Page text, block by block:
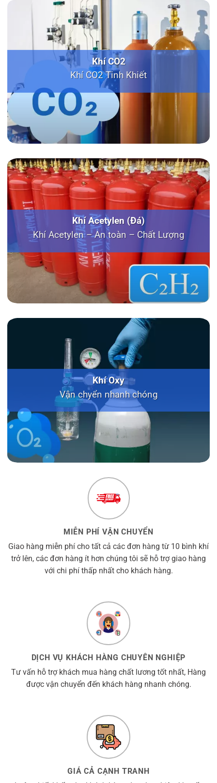
Khí CO2
Khí CO2 Tinh Khiết
Khí Acetylen (Đá)
Khí Acetylen – An toàn – Chất Lượng
Khí Oxy
Vận chyển nhanh chóng
MIỄN PHÍ VẬN CHUYỂN
Giao hàng miễn phí cho tất cả các đơn hàng từ 10 bình khí
trở lên, các đơn hàng ít hơn chúng tôi sẽ hỗ trợ giao hàng
với chi phí thấp nhất cho khách hàng.
DỊCH VỤ KHÁCH HÀNG CHUYÊN NGHIỆP
Tư vấn hỗ trợ khách mua hàng chất lương tốt nhất, Hàng
được vận chuyển đến khách hàng nhanh chóng.
GIÁ CẢ CẠNH TRANH